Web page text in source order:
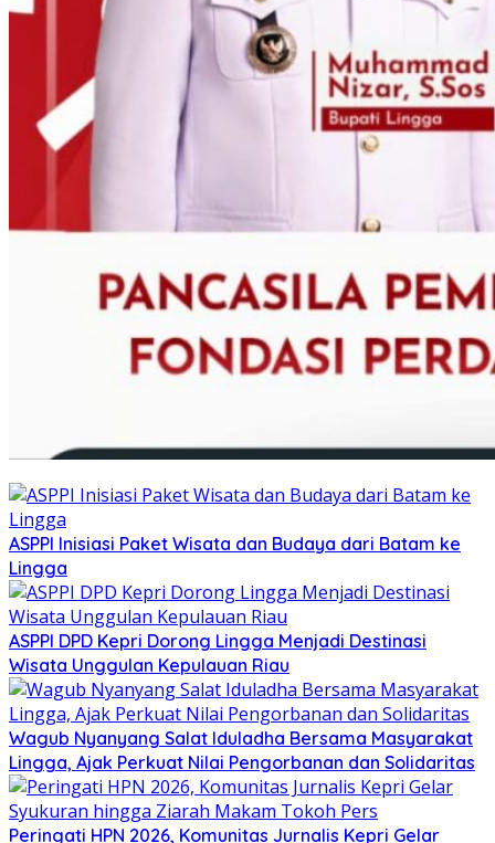
ASPPI Inisiasi Paket Wisata dan Budaya dari Batam ke
Lingga
ASPPI DPD Kepri Dorong Lingga Menjadi Destinasi
Wisata Unggulan Kepulauan Riau
Wagub Nyanyang Salat Iduladha Bersama Masyarakat
Lingga, Ajak Perkuat Nilai Pengorbanan dan Solidaritas
Peringati HPN 2026, Komunitas Jurnalis Kepri Gelar